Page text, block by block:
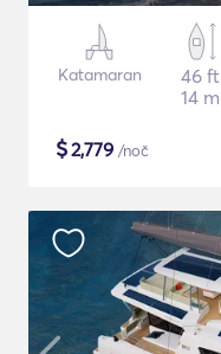
Katamaran
46 ft
14 m
$2,779 /noč